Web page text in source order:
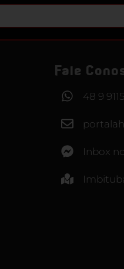
Fale
48 9
Inbox